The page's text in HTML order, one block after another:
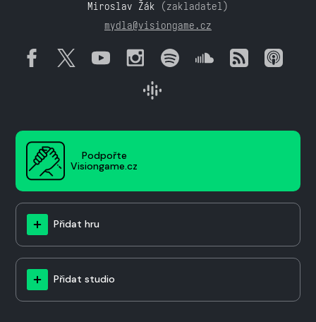
Miroslav Žák (zakladatel)
mydla@visiongame.cz
Podpořte
Visiongame.cz
Přidat hru
Přidat studio